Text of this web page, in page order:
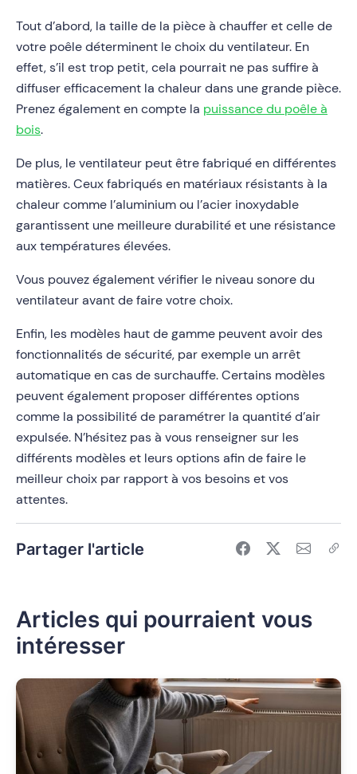
Tout d’abord, la taille de la pièce à chauffer et celle de
votre poêle déterminent le choix du ventilateur. En
effet, s’il est trop petit, cela pourrait ne pas suffire à
diffuser efficacement la chaleur dans une grande pièce.
Prenez également en compte la puissance du poêle à
bois.
De plus, le ventilateur peut être fabriqué en différentes
matières. Ceux fabriqués en matériaux résistants à la
chaleur comme l’aluminium ou l’acier inoxydable
garantissent une meilleure durabilité et une résistance
aux températures élevées.
Vous pouvez également vérifier le niveau sonore du
ventilateur avant de faire votre choix.
Enfin, les modèles haut de gamme peuvent avoir des
fonctionnalités de sécurité, par exemple un arrêt
automatique en cas de surchauffe. Certains modèles
peuvent également proposer différentes options
comme la possibilité de paramétrer la quantité d’air
expulsée. N’hésitez pas à vous renseigner sur les
différents modèles et leurs options afin de faire le
meilleur choix par rapport à vos besoins et vos
attentes.
Partager l'article
Articles qui pourraient vous
intéresser